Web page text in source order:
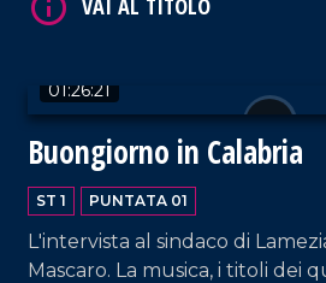
01:26:21
Buongiorno in Calabria
ST 1 PUNTATA 01
L'intervista al sindaco di
Mascaro. La musica, i titoli dei